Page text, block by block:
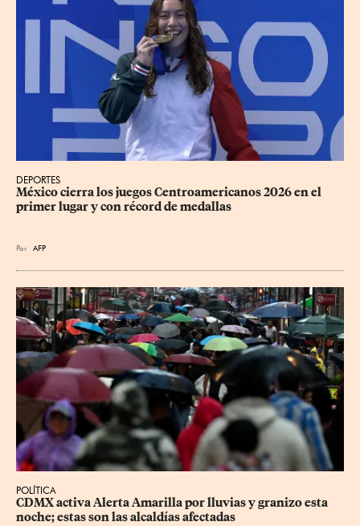
DEPORTES
México cierra los juegos Centroamericanos 2026 en el
primer lugar y con récord de medallas
Por AFP
POLÍTICA
CDMX activa Alerta Amarilla por lluvias y granizo esta
noche; estas son las alcaldías afectadas